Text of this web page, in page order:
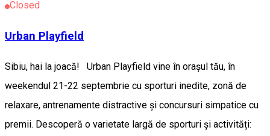
Closed
Urban Playfield
Sibiu, hai la joacă! Urban Playfield vine în orașul tău, în
weekendul 21-22 septembrie cu sporturi inedite, zonă de
relaxare, antrenamente distractive și concursuri simpatice cu
premii. Descoperă o varietate largă de sporturi și activități: